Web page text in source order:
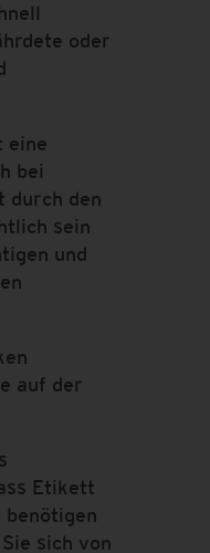
oder
eine
bei
durch den
sein
und
auf der
Etikett
sich von